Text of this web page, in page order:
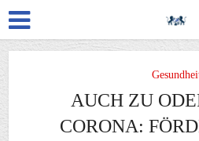
AUCH ZU
CORONA: